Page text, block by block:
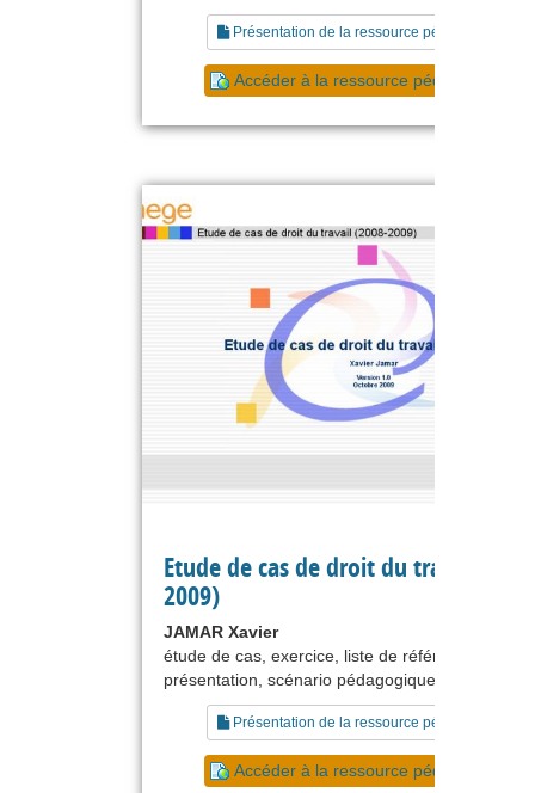
Présentation de la ressource pédagogique
Accéder à la ressource pédagogique
Etude de cas de droit du travail
2009)
JAMAR Xavier
étude de cas, exercice, liste de références,
présentation, scénario pédagogique,
Présentation de la ressource pédagogique
Accéder à la ressource pédagogique